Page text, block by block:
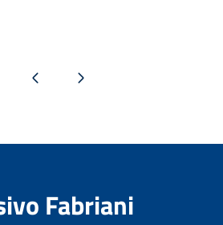
Pagina precedentePagina successiva
Fabriani